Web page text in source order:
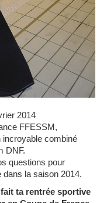
2014
FFESSM,
incroyable combiné
DNF.
questions pour
la saison 2014.
ta rentrée sportive